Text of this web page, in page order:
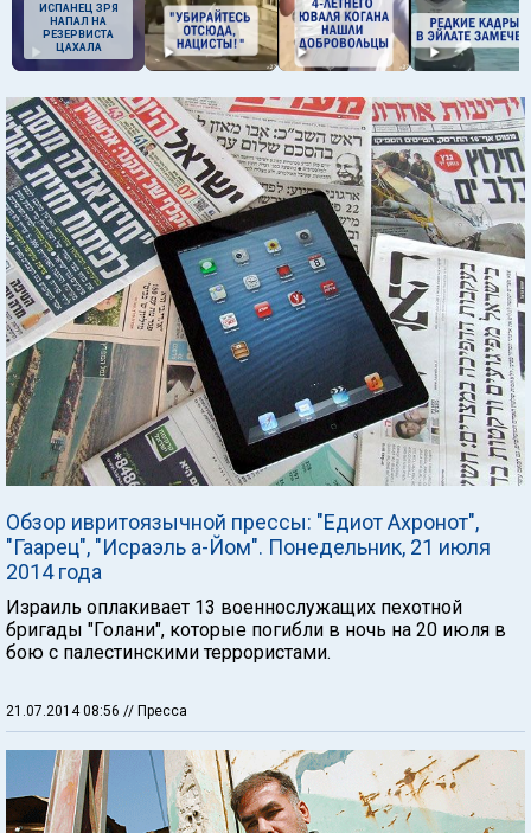
ИСПАНЕЦ ЗРЯ
НАПАЛ НА
РЕЗЕРВИСТА
ЦАХАЛА
Обзор ивритоязычной прессы: "Едиот Ахронот",
"Гаарец", "Исраэль а-Йом". Понедельник, 21 июля
2014 года
Израиль оплакивает 13 военнослужащих пехотной
бригады "Голани", которые погибли в ночь на 20 июля в
бою с палестинскими террористами.
21.07.2014 08:56 // Пресса